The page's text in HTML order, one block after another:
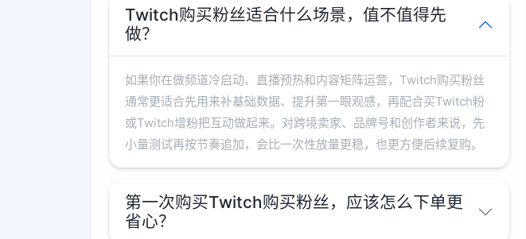
Twitch购买粉丝适合什么场景，值不值得先
做？
如果你在做频道冷启动、直播预热和内容矩阵运营，Twitch购买粉丝
通常更适合先用来补基础数据、提升第一眼观感，再配合买Twitch粉
或Twitch增粉把互动做起来。对跨境卖家、品牌号和创作者来说，先
小量测试再按节奏追加，会比一次性放量更稳，也更方便后续复购。
第一次购买Twitch购买粉丝，应该怎么下单更
省心？